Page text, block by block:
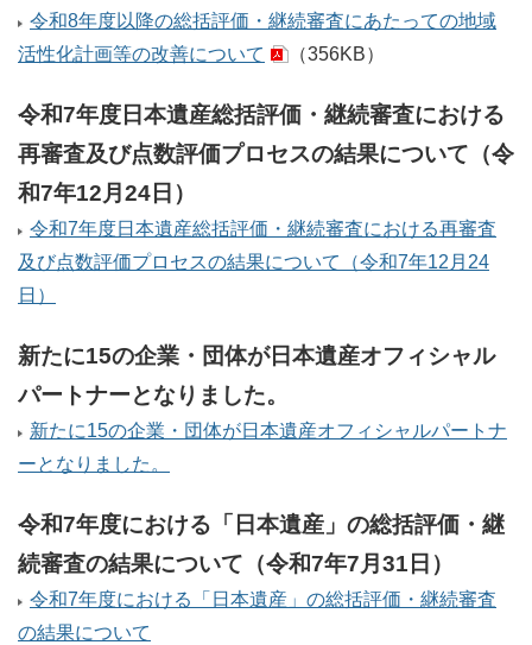
令和8年度以降の総括評価・継続審査にあたっての地域
活性化計画等の改善について
（356KB）
令和7年度日本遺産総括評価・継続審査における
再審査及び点数評価プロセスの結果について（令
和7年12月24日）
令和7年度日本遺産総括評価・継続審査における再審査
及び点数評価プロセスの結果について（令和7年12月24
日）
新たに15の企業・団体が日本遺産オフィシャル
パートナーとなりました。
新たに15の企業・団体が日本遺産オフィシャルパートナ
ーとなりました。
令和7年度における「日本遺産」の総括評価・継
続審査の結果について（令和7年7月31日）
令和7年度における「日本遺産」の総括評価・継続審査
の結果について